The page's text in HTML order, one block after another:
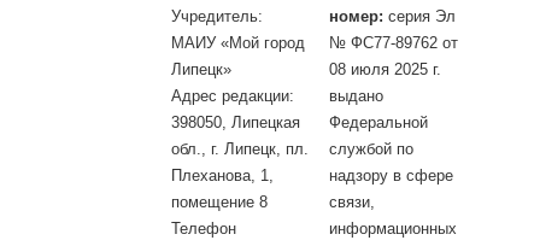
Учредитель:
МАИУ «Мой город
Липецк»
Адрес редакции:
398050, Липецкая
обл., г. Липецк, пл.
Плеханова, 1,
помещение 8
Телефон
номер: серия Эл
№ ФС77-89762 от
08 июля 2025 г.
выдано
Федеральной
службой по
надзору в сфере
связи,
информационных